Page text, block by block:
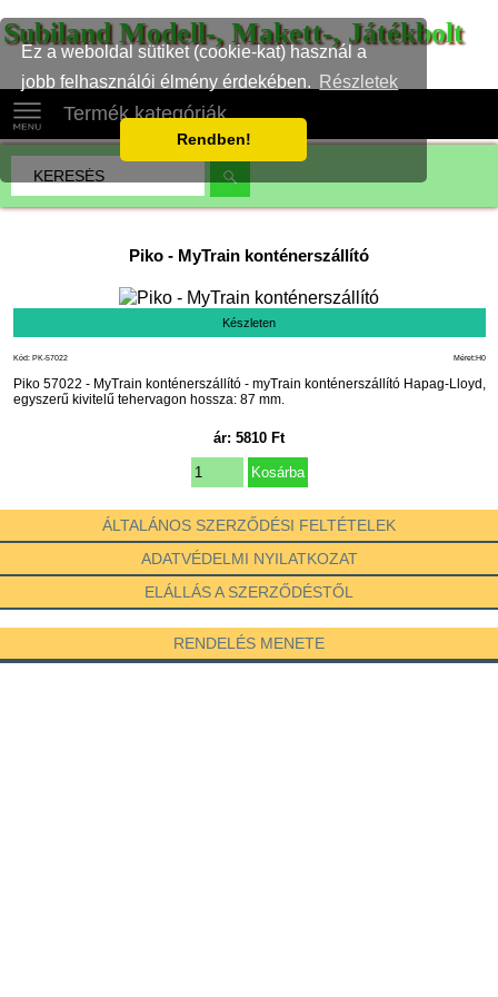
Ez a weboldal sütiket (cookie-kat) használ a
jobb felhasználói élmény érdekében.
Részletek
Rendben!
Subiland Modell-, Makett-, Játékbolt
Termék kategóriák
Piko - MyTrain konténerszállító
Készleten
Méret:H0
Kód: PK-57022
Piko 57022 - MyTrain konténerszállító - myTrain konténerszállító Hapag-Lloyd,
egyszerű kivitelű tehervagon hossza: 87 mm.
ár: 5810 Ft
ÁLTALÁNOS SZERZŐDÉSI FELTÉTELEK
ADATVÉDELMI NYILATKOZAT
ELÁLLÁS A SZERZŐDÉSTŐL
RENDELÉS MENETE